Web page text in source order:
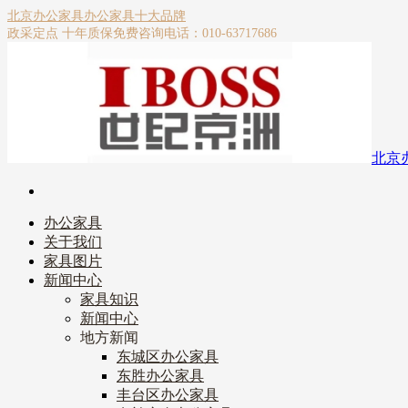
北京办公家具办公家具十大品牌
政采定点 十年质保免费咨询电话：010-63717686
北京
办公家具
关于我们
家具图片
新闻中心
家具知识
新闻中心
地方新闻
东城区办公家具
东胜办公家具
丰台区办公家具